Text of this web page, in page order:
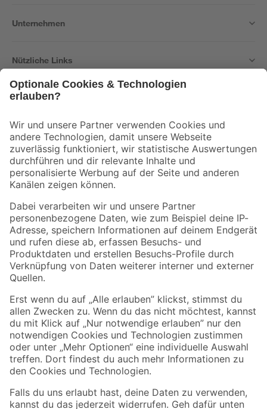
Unternehmen
Nützliche Links
Der toom Newsletter: Keine Angebote und Aktionen mehr verpassen!
Zur Newsletter Anmeldung
Folge uns
Zahlungsarten Versandarten
Sicher einkaufen
Jetzt die toom-App herunterladen